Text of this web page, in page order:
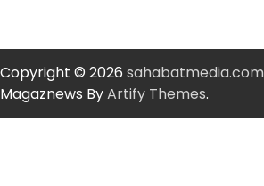
Copyright © 2026 sahabatmedia.com
Magaznews ByArtify Themes.